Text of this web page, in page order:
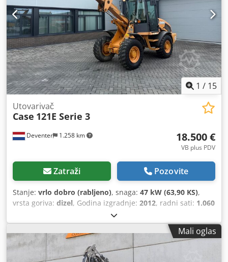
1 / 15
Deventer 1.258 km
Utovarivač
Case 121E Serie 3
18.500 €
VB plus PDV
Zatraži Pozovite
Stanje: vrlo dobro (rabljeno), snaga: 47 kW (63,90 KS),
vrsta goriva: dizel, Godina izgradnje: 2012, radni sati: 1.060
Mali oglas